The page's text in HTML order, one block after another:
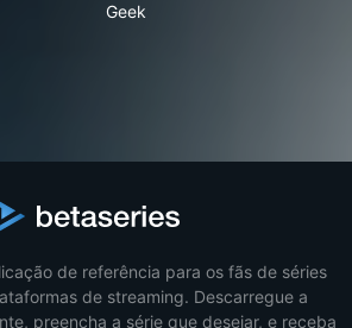
Geek
de referência para os fãs de séries
de streaming. Descarregue a
preencha a série que desejar, e receba